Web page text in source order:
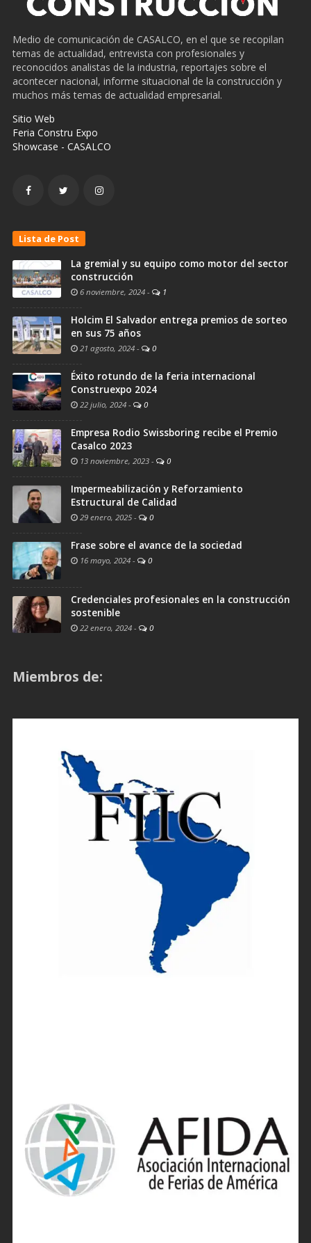
Medio de comunicación de CASALCO, en el que se recopilan
temas de actualidad, entrevista con profesionales y
reconocidos analistas de la industria, reportajes sobre el
acontecer nacional, informe situacional de la construcción y
muchos más temas de actualidad empresarial.
Sitio Web
Feria Constru Expo
Showcase - CASALCO
Lista de Post
La gremial y su equipo como motor del sector
construcción
6 noviembre, 2024 - 1
Holcim El Salvador entrega premios de sorteo
en sus 75 años
21 agosto, 2024 - 0
Éxito rotundo de la feria internacional
Construexpo 2024
22 julio, 2024 - 0
Empresa Rodio Swissboring recibe el Premio
Casalco 2023
13 noviembre, 2023 - 0
Impermeabilización y Reforzamiento
Estructural de Calidad
29 enero, 2025 - 0
Frase sobre el avance de la sociedad
16 mayo, 2024 - 0
Credenciales profesionales en la construcción
sostenible
22 enero, 2024 - 0
Miembros de: